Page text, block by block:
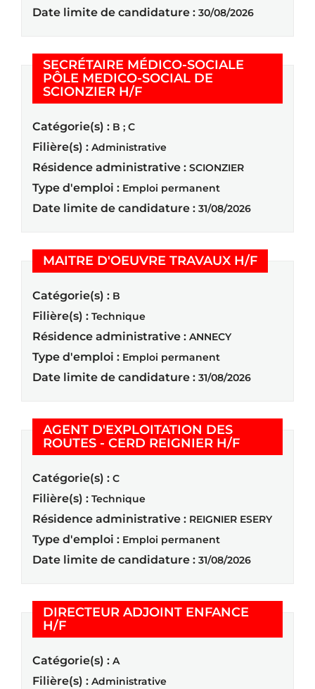
Date limite de candidature : 30/08/2026
SECRÉTAIRE MÉDICO-SOCIALE
PÔLE MEDICO-SOCIAL DE
SCIONZIER H/F(Nouvelle fenêtre)
Catégorie(s) : B ; C
Filière(s) : Administrative
Résidence administrative : SCIONZIER
Type d'emploi : Emploi permanent
Date limite de candidature : 31/08/2026
MAITRE D'OEUVRE TRAVAUX H/F
Catégorie(s) : B
Filière(s) : Technique
Résidence administrative : ANNECY
Type d'emploi : Emploi permanent
Date limite de candidature : 31/08/2026
AGENT D'EXPLOITATION DES
ROUTES - CERD REIGNIER H/F(Nouvelle
Catégorie(s) : C
Filière(s) : Technique
Résidence administrative : REIGNIER ESERY
Type d'emploi : Emploi permanent
Date limite de candidature : 31/08/2026
DIRECTEUR ADJOINT ENFANCE
H/F(Nouvelle fenêtre)
Catégorie(s) : A
Filière(s) : Administrative